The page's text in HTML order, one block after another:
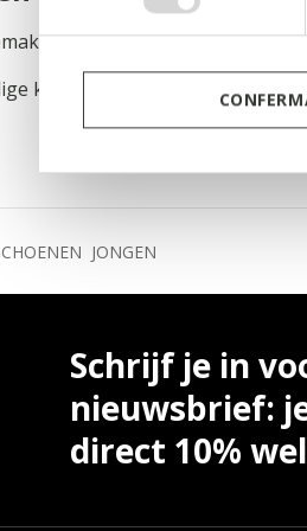
aan te trekken
klittenband- en elastische
JONGEN
Schrijf je in
nieuwsbrief:
direct 10%